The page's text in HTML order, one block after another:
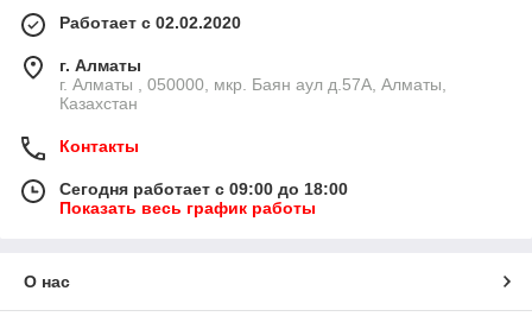
Работает с 02.02.2020
г. Алматы
г. Алматы , 050000, мкр. Баян аул д.57А, Алматы,
Казахстан
Контакты
Сегодня работает с 09:00 до 18:00
Показать весь график работы
О нас